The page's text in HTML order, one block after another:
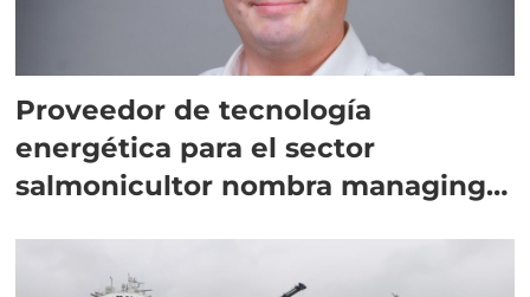
Proveedor de tecnología
energética para el sector
salmonicultor nombra managing